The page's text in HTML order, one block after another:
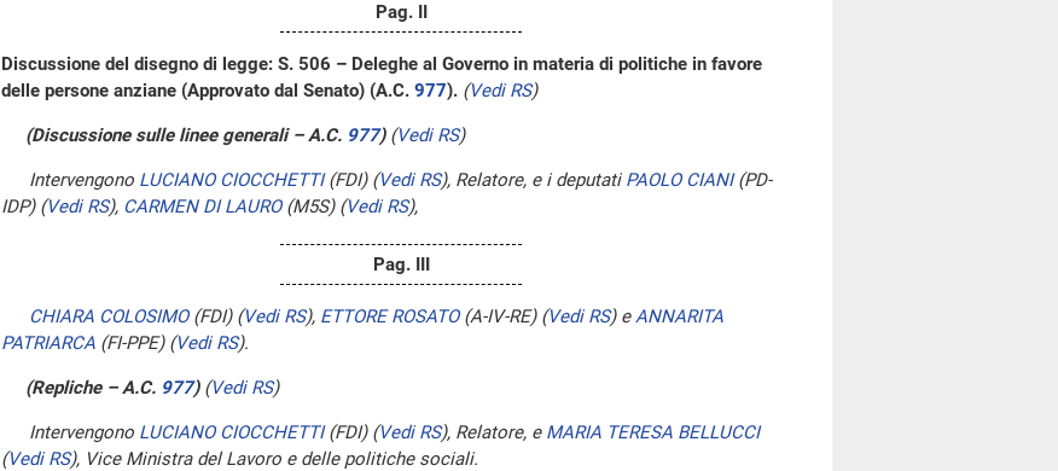
Pag. II
Discussione del disegno di legge: S. 506 – Deleghe al Governo in materia di politiche in favore
delle persone anziane (Approvato dal Senato) (A.C. 977​). (Vedi RS)
(Discussione sulle linee generali – A.C. 977​) (Vedi RS)
Intervengono LUCIANO CIOCCHETTI(FDI) (Vedi RS), Relatore, e i deputati PAOLO CIANI(PD-
IDP) (Vedi RS), CARMEN DI LAURO(M5S) (Vedi RS),
Pag. III
CHIARA COLOSIMO(FDI) (Vedi RS), ETTORE ROSATO(A-IV-RE) (Vedi RS)eANNARITA
PATRIARCA (FI-PPE) (Vedi RS).
(Repliche – A.C. 977​) (Vedi RS)
Intervengono LUCIANO CIOCCHETTI(FDI) (Vedi RS), Relatore, e MARIA TERESA BELLUCCI
(Vedi RS), Vice Ministra del Lavoro e delle politiche sociali.